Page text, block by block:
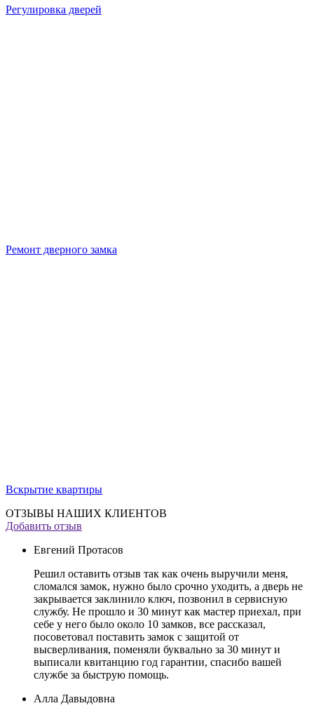
Регулировка дверей
Ремонт дверного замка
Вскрытие квартиры
ОТЗЫВЫ НАШИХ КЛИЕНТОВ
Добавить отзыв
Евгений Протасов
Решил оставить отзыв так как очень выручили меня,
сломался замок, нужно было срочно уходить, а дверь не
закрывается заклинило ключ, позвонил в сервисную
службу. Не прошло и 30 минут как мастер приехал, при
себе у него было около 10 замков, все рассказал,
посоветовал поставить замок с защитой от
высверливания, поменяли буквально за 30 минут и
выписали квитанцию год гарантии, спасибо вашей
службе за быструю помощь.
Алла Давыдовна